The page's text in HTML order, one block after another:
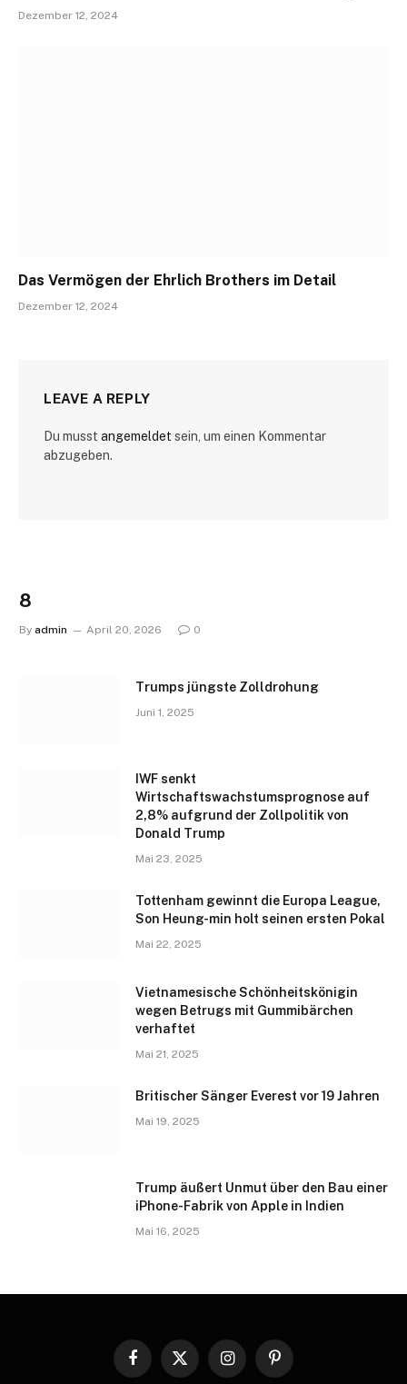
Dezember 12, 2024
Das Vermögen der Ehrlich Brothers im Detail
Dezember 12, 2024
LEAVE A REPLY
Du musst angemeldet sein, um einen Kommentar
abzugeben.
8
By admin April 20, 2026 0
Trumps jüngste Zolldrohung
Juni 1, 2025
IWF senkt
Wirtschaftswachstumsprognose auf
2,8% aufgrund der Zollpolitik von
Donald Trump
Mai 23, 2025
Tottenham gewinnt die Europa League,
Son Heung-min holt seinen ersten Pokal
Mai 22, 2025
Vietnamesische Schönheitskönigin
wegen Betrugs mit Gummibärchen
verhaftet
Mai 21, 2025
Britischer Sänger Everest vor 19 Jahren
Mai 19, 2025
Trump äußert Unmut über den Bau einer
iPhone-Fabrik von Apple in Indien
Mai 16, 2025
Facebook
X
InstagramPinterest